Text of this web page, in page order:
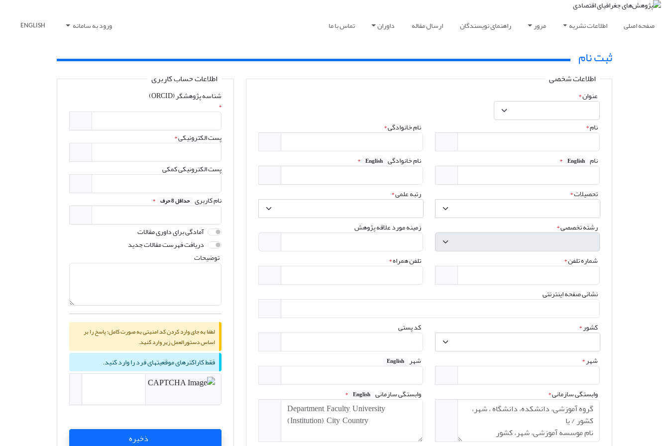
صفحه اصلی اطلاعات نشریه مرور راهنمای نویسندگان ارسال مقاله داوران تماس با ما ورود به سامانه ENGLISH
ثبت نام
اطلاعات شخصی
عنوان*
نام* نام خانوادگی*
نام English
* نام خانوادگی English
*
تحصیلات* رتبه علمی*
رشته تخصصی* زمینه مورد علاقه پژوهش
شماره تلفن* تلفن همراه*
نشانی صفحه اینترنتی
کشور* کد پستی
شهر* شهر English
وابستگی سازمانی* وابستگی سازمانی English
*
اطلاعات حساب کاربری
شناسه پژوهشگر (ORCID)
*
پست الکترونیکی*
پست الکترونیکی کمکی
نام کاربری حداقل 8 حرف *
آمادگی برای داوری مقالات
دریافت فهرست مقالات جدید
توضیحات
لطفا به جای وارد کردن کد امنیتی به صورت کامل؛ پاسخ را بر
اساس دستورالعمل زیر وارد کنید.
فقط کاراکترهای موقعیتهای فرد را وارد کنید.
ذخیره